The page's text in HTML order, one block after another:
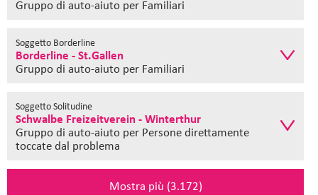
Gruppo di auto-aiuto per Familiari
Soggetto Borderline
Borderline - St.Gallen
Gruppo di auto-aiuto per Familiari
Soggetto Solitudine
Schwalbe Freizeitverein - Winterthur
Gruppo di auto-aiuto per Persone direttamente
toccate dal problema
Mostra più (3.172)